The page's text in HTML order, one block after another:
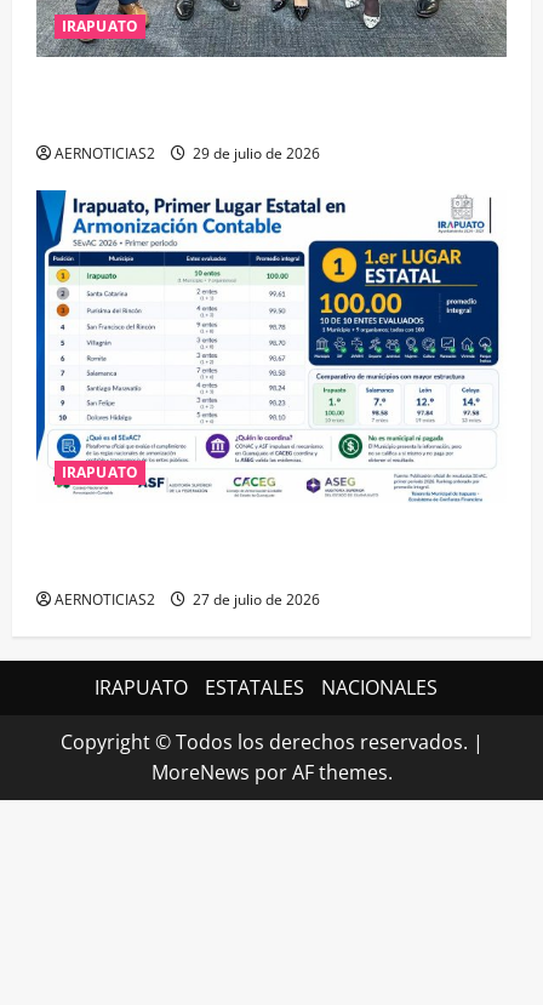
IRAPUATO
AERNOTICIAS2 29 de julio de 2026
IRAPUATO
AERNOTICIAS2 27 de julio de 2026
IRAPUATO ESTATALES NACIONALES
Copyright © Todos los derechos reservados. |
MoreNews por AF themes.